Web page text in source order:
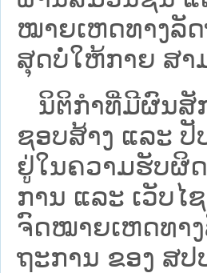
ໝາຍ​ເຫດ​ທາງ​ລັ
ສຸດບໍ່ໃຫ້ກາຍ ສາ
ນິ​ຕິ​ກຳ​ທີ່​ມີ​ຜົນ​ສັ
ຊອບ​ສ້າງ ແລະ
ຢູ່ໃນຄວາມຮັບຜິ
ການ ແລະ ເວັບ
ຈົດໝາຍເຫດທາ
ຖະ​ການ ຂອງ ສ